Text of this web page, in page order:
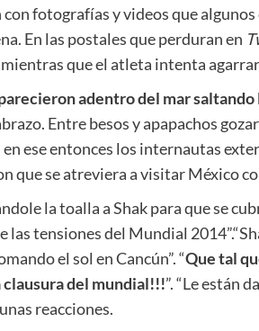
fotografías y videos que
En las postales que perduran en
que el atleta intenta
adentro del mar saltando
Entre besos y apapachos
en ese entonces los internautas
que se atreviera a visitar México
la toalla a Shak para que se
las tensiones del Mundial
el sol en Cancún”. “Que tal
clausura del mundial!!!”. “Le están
reacciones.